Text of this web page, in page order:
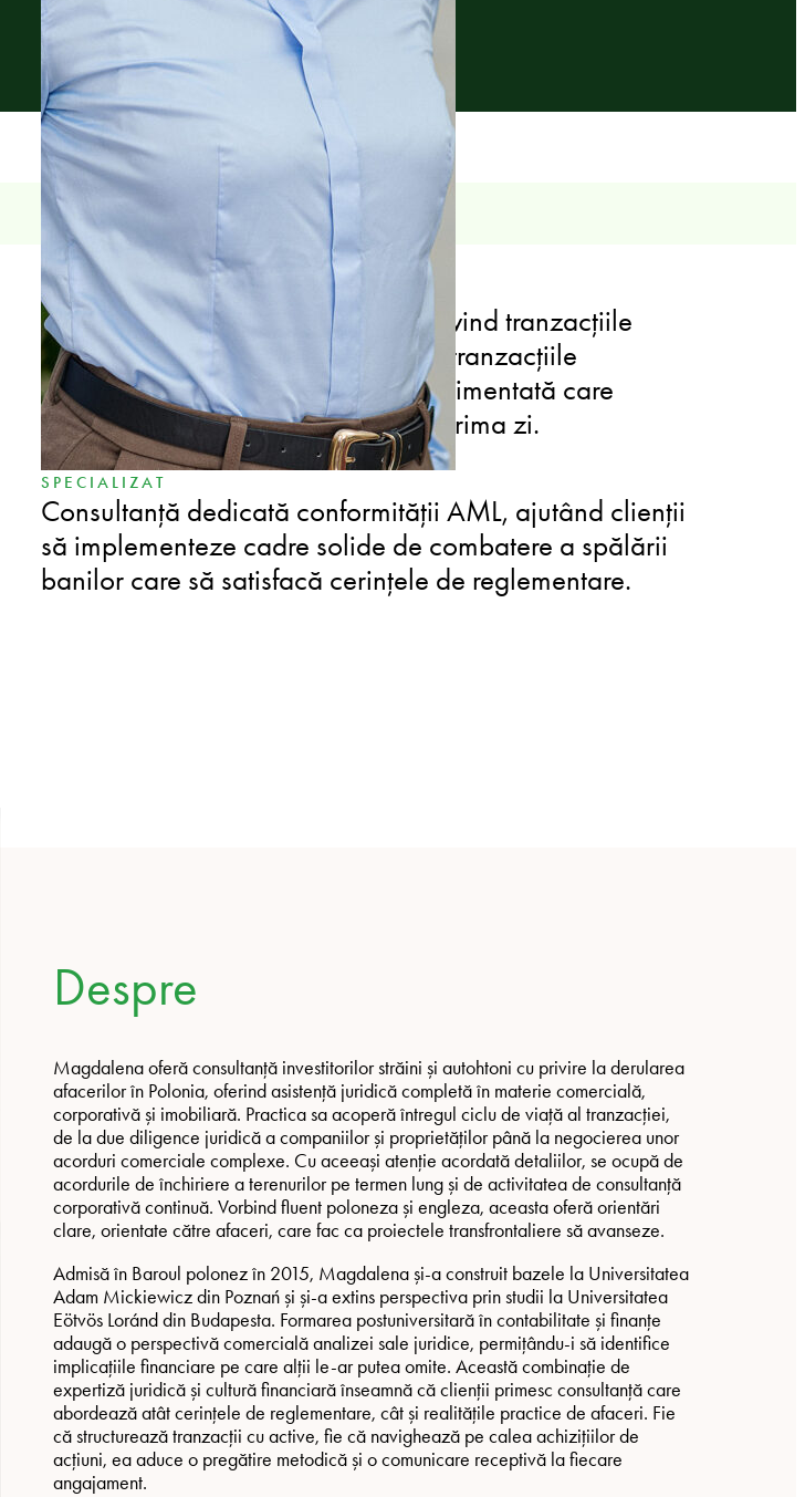
EXPERIENȚĂ
Peste un deceniu de consultanță privind tranzacțiile
corporative, de fuziuni și achiziții și tranzacțiile
imobiliare, oferind o judecată experimentată care
protejează interesele clienților din prima zi.
SPECIALIZAT
Consultanță dedicată conformității AML, ajutând clienții
să implementeze cadre solide de combatere a spălării
banilor care să satisfacă cerințele de reglementare.
Despre
Magdalena oferă consultanță investitorilor străini și autohtoni cu privire la derularea
afacerilor în Polonia, oferind asistență juridică completă în materie comercială,
corporativă și imobiliară. Practica sa acoperă întregul ciclu de viață al tranzacției,
de la due diligence juridică a companiilor și proprietăților până la negocierea unor
acorduri comerciale complexe. Cu aceeași atenție acordată detaliilor, se ocupă de
acordurile de închiriere a terenurilor pe termen lung și de activitatea de consultanță
corporativă continuă. Vorbind fluent poloneza și engleza, aceasta oferă orientări
clare, orientate către afaceri, care fac ca proiectele transfrontaliere să avanseze.
Admisă în Baroul polonez în 2015, Magdalena și-a construit bazele la Universitatea
Adam Mickiewicz din Poznań și și-a extins perspectiva prin studii la Universitatea
Eötvös Loránd din Budapesta. Formarea postuniversitară în contabilitate și finanțe
adaugă o perspectivă comercială analizei sale juridice, permițându-i să identifice
implicațiile financiare pe care alții le-ar putea omite. Această combinație de
expertiză juridică și cultură financiară înseamnă că clienții primesc consultanță care
abordează atât cerințele de reglementare, cât și realitățile practice de afaceri. Fie
că structurează tranzacții cu active, fie că navighează pe calea achizițiilor de
acțiuni, ea aduce o pregătire metodică și o comunicare receptivă la fiecare
angajament.